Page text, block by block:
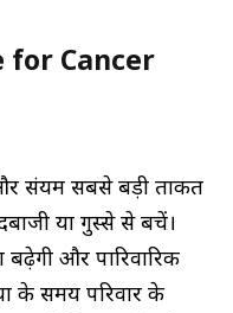
for Cancer
संयम सबसे बड़ी ताकत
या गुस्से से बचें।
और पारिवारिक
के समय परिवार के